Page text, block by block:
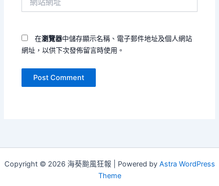
在瀏覽器中儲存顯示名稱、電子郵件地址及個人網站
網址，以供下次發佈留言時使用。
Copyright © 2026 海葵颱風狂報 | Powered by Astra WordPress
Theme